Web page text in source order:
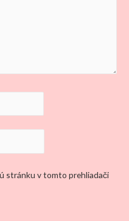
stránku v tomto prehliadači